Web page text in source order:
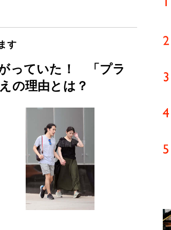
す
っていた！ 「プラ
の理由とは？